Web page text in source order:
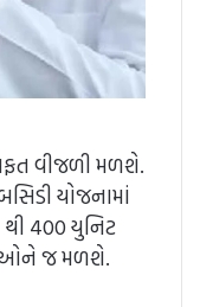
મફત વીજળી મળશે.
યોજનામાં
400 યુનિટ
જ મળશે.